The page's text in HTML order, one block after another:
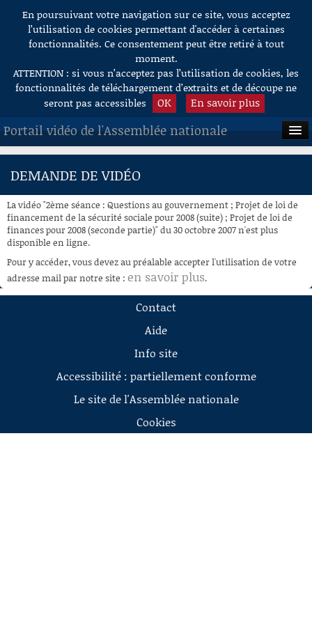
Aller au contenu
En poursuivant votre navigation sur ce site, vous acceptez
l’utilisation de cookies permettant d'accéder à certaines
fonctionnalités. Ce consentement peut être retiré à tout
moment.
ATTENTION : si vous n’acceptez pas l’utilisation de cookies, les
fonctionnalités de téléchargement d’extraits et de découpe ne
seront pas accessibles
OK En savoir plus
Portail vidéo de l'Assemblée nationale
ACCUEIL
À LA DEMANDE
RECHERCHE
AIDE À LA DÉCOUPE
DE VIDÉOS
DEMANDE DE VIDÉO
La vidéo "2ème séance : Questions au gouvernement ; Projet de loi de
financement de la sécurité sociale pour 2008 (suite) ; Projet de loi de
finances pour 2008 (seconde partie)" du 30 octobre 2007 n'est plus
disponible en ligne.
Pour y accéder, vous devez au préalable accepter l'utilisation de votre
adresse mail par notre site : en savoir plus.
Contact
Aide
Info site
Accessibilité : partiellement conforme
Le site de l'Assemblée nationale
Cookies